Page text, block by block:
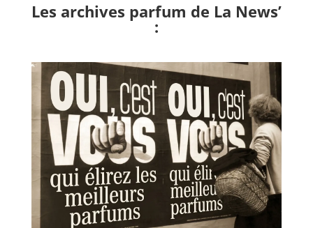
Les archives parfum de La News’
: